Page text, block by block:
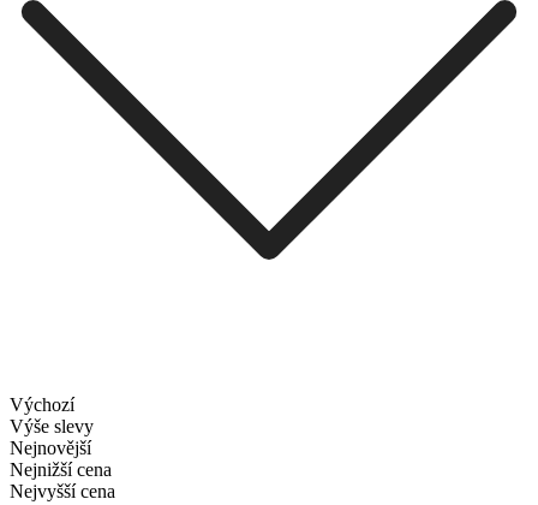
Výchozí
Výše slevy
Nejnovější
Nejnižší cena
Nejvyšší cena